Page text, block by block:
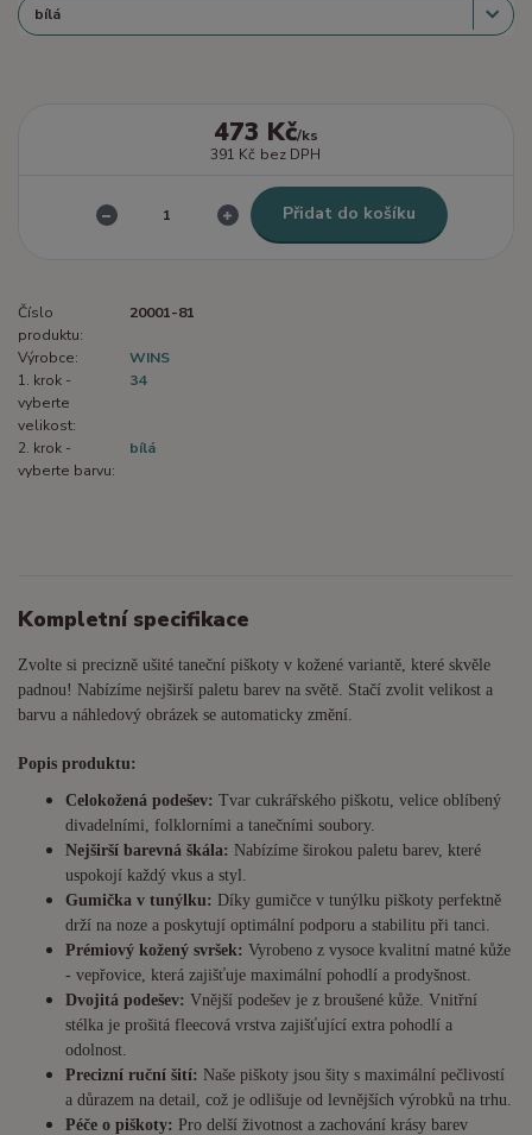
473 Kč/ks
391 Kč bez DPH
Přidat do košíku
Číslo
produktu:
20001-81
Výrobce:
WINS
1. krok -
vyberte
velikost:
34
2. krok -
vyberte barvu:
bílá
Kompletní specifikace
Zvolte si precizně ušité taneční piškoty v kožené variantě, které skvěle
padnou! Nabízíme nejširší paletu barev na světě. Stačí zvolit velikost a
barvu a náhledový obrázek se automaticky změní.
Popis produktu:
Celokožená podešev: Tvar cukrářského piškotu, velice oblíbený
divadelními, folklorními a tanečními soubory.
Nejširší barevná škála: Nabízíme širokou paletu barev, které
uspokojí každý vkus a styl.
Gumička v tunýlku: Díky gumičce v tunýlku piškoty perfektně
drží na noze a poskytují optimální podporu a stabilitu při tanci.
Prémiový kožený svršek: Vyrobeno z vysoce kvalitní matné kůže
- vepřovice, která zajišťuje maximální pohodlí a prodyšnost.
Dvojitá podešev: Vnější podešev je z broušené kůže. Vnitřní
stélka je prošitá fleecová vrstva zajišťující extra pohodlí a
odolnost.
Precizní ruční šití: Naše piškoty jsou šity s maximální pečlivostí
a důrazem na detail, což je odlišuje od levnějších výrobků na trhu.
Péče o piškoty: Pro delší životnost a zachování krásy barev